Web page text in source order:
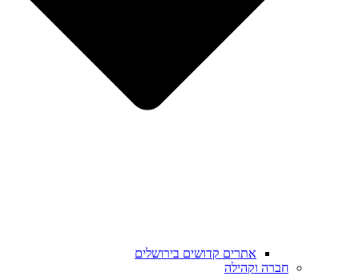
אתרים קדושים בירושלים
חברה וקהילה